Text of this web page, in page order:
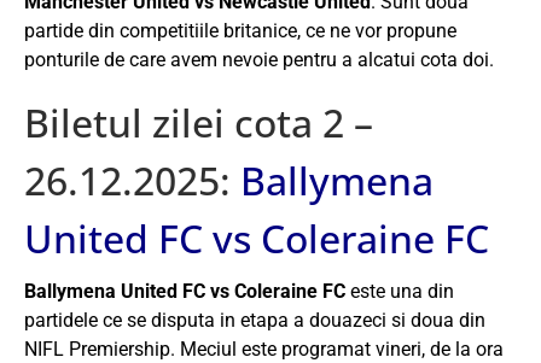
partide din competitiile britanice, ce ne vor propune
ponturile de care avem nevoie pentru a alcatui cota doi.
Biletul zilei cota 2 –
26.12.2025: Ballymena
United FC vs Coleraine FC
Ballymena United FC vs Coleraine FC este una din
partidele ce se disputa in etapa a douazeci si doua din
NIFL Premiership. Meciul este programat vineri, de la ora